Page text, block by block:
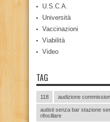
U.S.C.A.
Università
Vaccinazioni
Viabilità
Video
TAG
118 audizione
autisti senza bar stazione
rifocillare